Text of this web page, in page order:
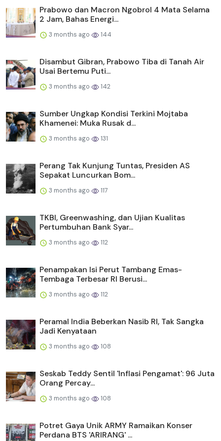
Prabowo dan Macron Ngobrol 4 Mata Selama
2 Jam, Bahas Energi...
3 months ago 144
Disambut Gibran, Prabowo Tiba di Tanah Air
Usai Bertemu Puti...
3 months ago 142
Sumber Ungkap Kondisi Terkini Mojtaba
Khamenei: Muka Rusak d...
3 months ago 131
Perang Tak Kunjung Tuntas, Presiden AS
Sepakat Luncurkan Bom...
3 months ago 117
TKBI, Greenwashing, dan Ujian Kualitas
Pertumbuhan Bank Syar...
3 months ago 112
Penampakan Isi Perut Tambang Emas-
Tembaga Terbesar RI Berusi...
3 months ago 112
Peramal India Beberkan Nasib RI, Tak Sangka
Jadi Kenyataan
3 months ago 108
Seskab Teddy Sentil 'Inflasi Pengamat': 96 Juta
Orang Percay...
3 months ago 108
Potret Gaya Unik ARMY Ramaikan Konser
Perdana BTS 'ARIRANG' ...